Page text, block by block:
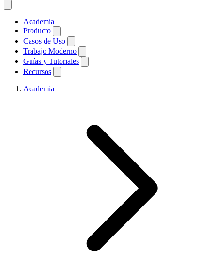
Academia
Producto
Casos de Uso
Trabajo Moderno
Guías y Tutoriales
Recursos
Academia